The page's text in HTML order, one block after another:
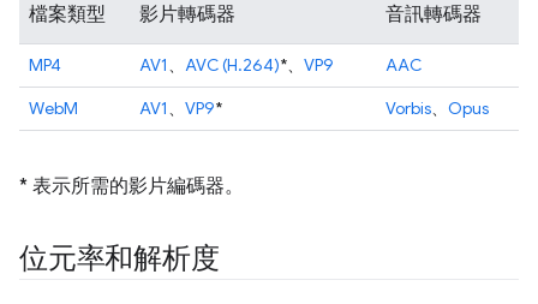
檔案類型 影片轉碼器 音訊轉碼器
MP4 AV1、 AVC (H.264)*、 VP9
AAC
WebM
AV1、 VP9* Vorbis、 Opus
* 表示所需的影片編碼器。
位元率和解析度